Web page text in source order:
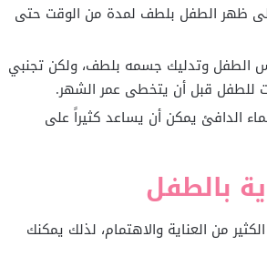
ظهر الطفل بلطف لمدة من الوقت حتى
الطفل وتدليك جسمه بلطف، ولكن تجنبي
للطفل قبل أن يتخطى عمر الشهر.
الدافئ يمكن أن يساعد كثيراً على
بالطفل
من العناية والاهتمام، لذلك يمكنك